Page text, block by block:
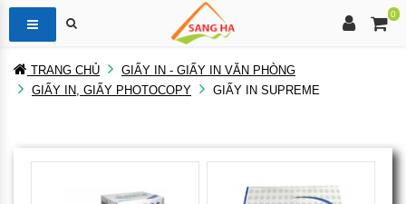
0
TRANG CHỦ
GIẤY IN - GIẤY IN VĂN PHÒNG
GIẤY IN, GIẤY PHOTOCOPY
GIẤY IN SUPREME